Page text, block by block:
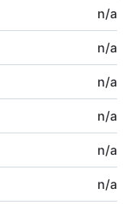
n/a
n/a
n/a
n/a
n/a
n/a